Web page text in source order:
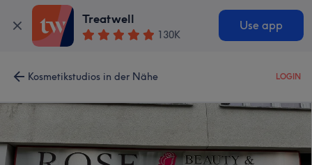
Treatwell
130K
Use app
Kosmetikstudios in der Nähe LOGIN